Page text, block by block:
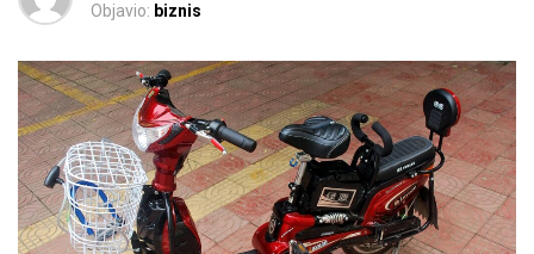
Objavio: biznis